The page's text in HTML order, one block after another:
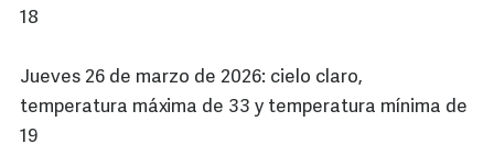
18
Jueves 26 de marzo de 2026: cielo claro,
temperatura máxima de 33 y temperatura mínima de
19